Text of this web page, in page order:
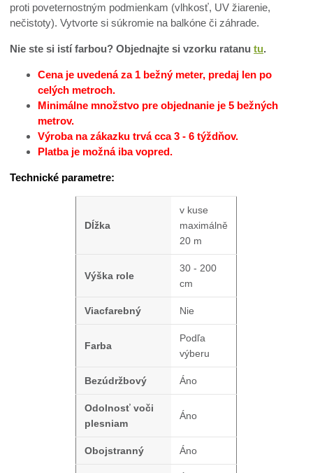
proti poveternostným podmienkam (vlhkosť, UV žiarenie,
nečistoty). Vytvorte si súkromie na balkóne či záhrade.
Nie ste si istí farbou? Objednajte si vzorku ratanutu.
Cena je uvedená za 1 bežný meter, predaj len po
celých metroch.
Minimálne množstvo pre objednanie je 5 bežných
metrov.
Výroba na zákazku trvá cca 3 - 6 týždňov.
Platba je možná iba vopred.
Technické parametre:
Dĺžka
v kuse
maximálně
20 m
Výška role
30 - 200
cm
Viacfarebný Nie
Farba
Podľa
výberu
Bezúdržbový Áno
Odolnosť voči
plesniam
Áno
Obojstranný Áno